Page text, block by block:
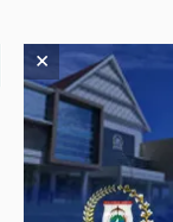
Lifestyle
#featured #Polda
×